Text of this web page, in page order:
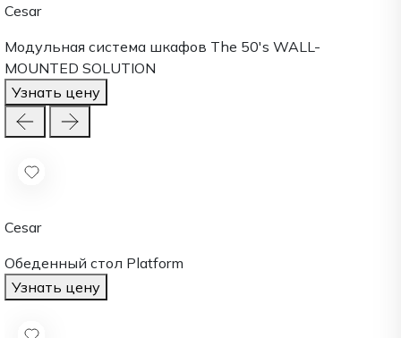
Cesar
Модульная система шкафов The 50's WALL-
MOUNTED SOLUTION
Узнать цену
Cesar
Обеденный стол Platform
Узнать цену